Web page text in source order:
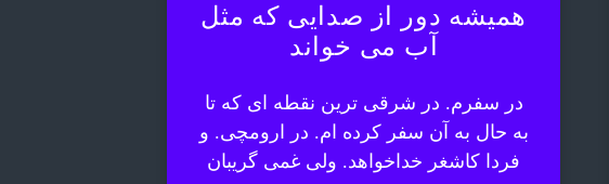
همیشه دور از صدایی که مثل
آب می خواند
در سفرم. در شرقی ترین نقطه ای که تا
به حال به آن سفر کرده ام. در ارومچی. و
فردا کاشغر خداخواهد. ولی غمی گریبان